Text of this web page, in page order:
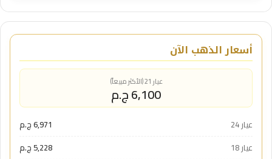
أسعار الذهب الآن
عيار 21 (الأكثر مبيعاً)
6,100 ج.م
عيار 24
6,971 ج.م
عيار 18
5,228 ج.م